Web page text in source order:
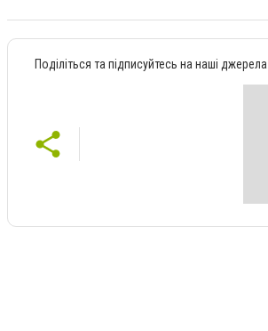
Поділіться та підписуйтесь на наші джерела